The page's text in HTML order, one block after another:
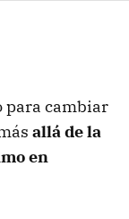
para cambiar
allá de la
en